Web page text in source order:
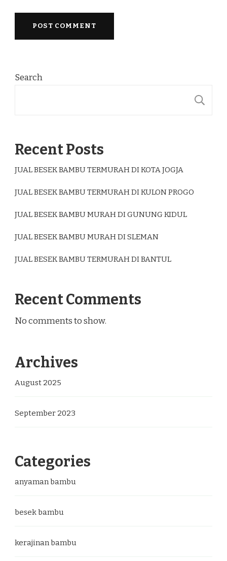
Search
Recent Posts
JUAL BESEK BAMBU TERMURAH DI KOTA JOGJA
JUAL BESEK BAMBU TERMURAH DI KULON PROGO
JUAL BESEK BAMBU MURAH DI GUNUNG KIDUL
JUAL BESEK BAMBU MURAH DI SLEMAN
JUAL BESEK BAMBU TERMURAH DI BANTUL
Recent Comments
No comments to show.
Archives
August 2025
September 2023
Categories
anyaman bambu
besek bambu
kerajinan bambu